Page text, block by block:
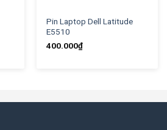
Pin Laptop Dell Latitude
E5510
400.000₫